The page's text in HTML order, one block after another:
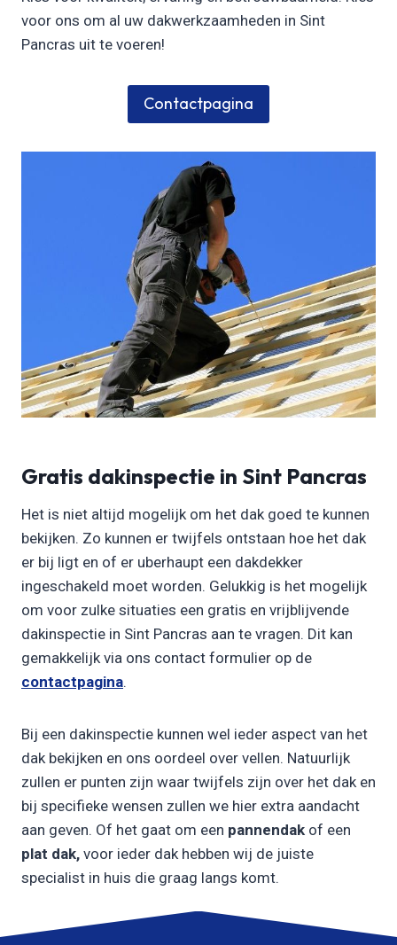
voor ons om al uw dakwerkzaamheden in Sint
Pancras uit te voeren!
Contactpagina
Gratis dakinspectie in Sint Pancras
Het is niet altijd mogelijk om het dak goed te kunnen
bekijken. Zo kunnen er twijfels ontstaan hoe het dak
er bij ligt en of er uberhaupt een dakdekker
ingeschakeld moet worden. Gelukkig is het mogelijk
om voor zulke situaties een gratis en vrijblijvende
dakinspectie in Sint Pancras aan te vragen. Dit kan
gemakkelijk via ons contact formulier op de
contactpagina.
Bij een dakinspectie kunnen wel ieder aspect van het
dak bekijken en ons oordeel over vellen. Natuurlijk
zullen er punten zijn waar twijfels zijn over het dak en
bij specifieke wensen zullen we hier extra aandacht
aan geven. Of het gaat om een pannendak of een
plat dak, voor ieder dak hebben wij de juiste
specialist in huis die graag langs komt.